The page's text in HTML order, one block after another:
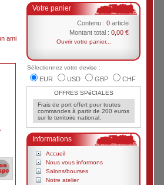
ami
Votre panier
Contenu : 0 article
Montant total : 0,00 €
Ouvrir votre panier...
Sélectionnez votre devise :
EUR USD GBP CHF
OFFRES SPéCIALES
Frais de port offert pour toutes
commandes à partir de 200 euros
sur le territoire national.
Informations
Accueil
Nous vous informons
Salons/bourses
Notre atelier